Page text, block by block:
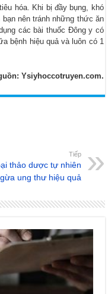
hóa. Khi bị đầy bụng, khó
bạn nên tránh những thức ăn
các bài thuốc Đông y có
bệnh hiệu quả và luôn có 1
Ysiyhoccotruyen.com.
Tiếp
thảo dược tự nhiên
ung thư hiệu quả